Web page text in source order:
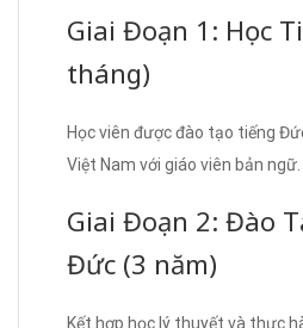
Giai Đoạn 1: Học
tháng)
Học viên được đào tạo tiếng
Việt Nam với giáo viên bản ngữ.
Giai Đoạn 2: Đào
Đức (3 năm)
Kết hợp học lý thuyết và thực